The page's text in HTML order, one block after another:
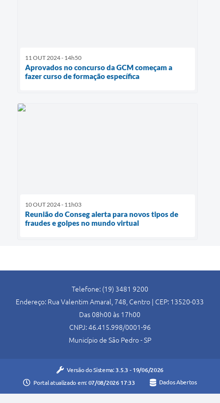
11 OUT 2024 - 14h50
Aprovados no concurso da GCM começam a
fazer curso de formação específica
10 OUT 2024 - 11h03
Reunião do Conseg alerta para novos tipos de
fraudes e golpes no mundo virtual
Telefone: (19) 3481 9200
Endereço: Rua Valentim Amaral, 748, Centro | CEP: 13520-033
Das 08h00 às 17h00
CNPJ: 46.415.998/0001-96
Município de São Pedro - SP
Versão do Sistema: 3.5.3 - 19/06/2026
Portal atualizado em: 07/08/2026 17:33 Dados Abertos